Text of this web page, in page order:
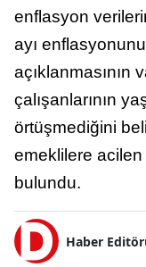
enflasyon
ayı
açıklanmasının
çalışanlarının
örtüşmediğini
emeklilere acilen
bulundu.
Haber